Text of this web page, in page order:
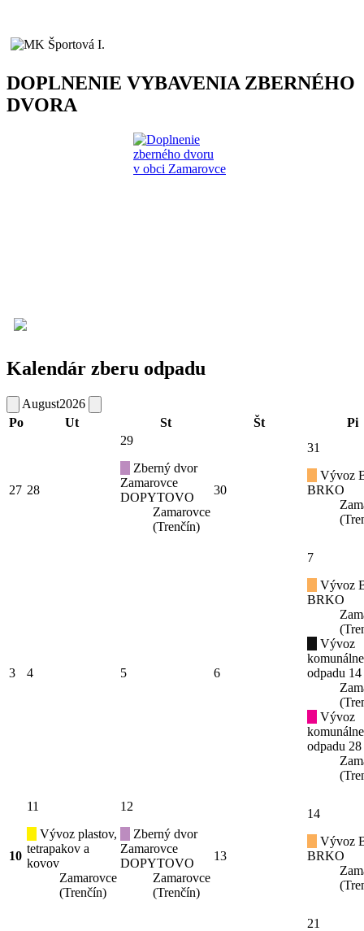
DOPLNENIE VYBAVENIA ZBERNÉHO
DVORA
Kalendár zberu odpadu
August2026
Po
Ut St Št Pi
27 28
29
Zberný dvor
Zamarovce
DOPYTOVO
Zamarovce
(Trenčín)
30
31
Vývoz
BRKO
3 4 5 6
7
Vývoz
BRKO
Vývoz
odpadu
Vývoz
odpadu
10
11
Vývoz plastov,
tetrapakov a
kovov
Zamarovce
(Trenčín)
12
Zberný dvor
Zamarovce
DOPYTOVO
Zamarovce
(Trenčín)
13
14
Vývoz
BRKO
21